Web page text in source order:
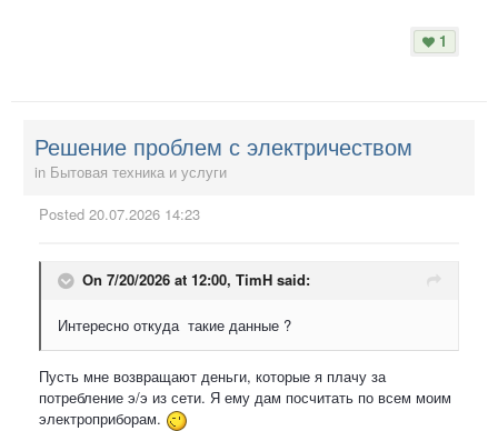
1
Решение проблем с электричеством
in Бытовая техника и услуги
Posted 20.07.2026 14:23
On 7/20/2026 at 12:00, TimH said:
Интересно откуда такие данные ?
Пусть мне возвращают деньги, которые я плачу за
потребление э/э из сети. Я ему дам посчитать по всем моим
электроприборам.